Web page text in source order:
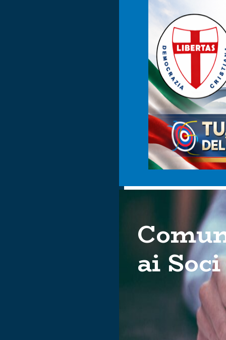
ai Soci